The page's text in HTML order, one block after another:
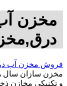
مخزن
فروش مخزن آب
مخزن سازان سال
و تکنیکی مخازن